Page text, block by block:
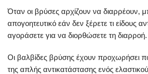
Όταν οι βρύσες αρχίζουν να διαρρέουν,
απογοητευτικό εάν δεν ξέρετε τι είδους
αγοράσετε για να διορθώσετε τη διαρροή.
Οι βαλβίδες βρύσης έχουν προχωρήσει
της απλής αντικατάστασης ενός